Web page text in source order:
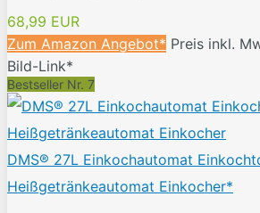
68,99 EUR
Zum Amazon Angebot* Preis inkl.
Bild-Link*
Bestseller Nr. 7
DMS® 27L Einkochautomat
Heißgetränkeautomat Einkocher*